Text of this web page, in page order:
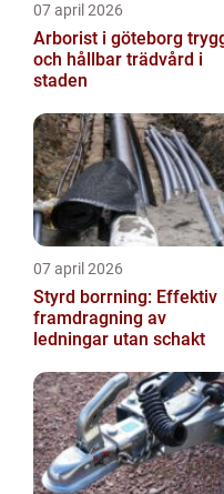
07 april 2026
Arborist i göteborg trygg
och hållbar trädvård i
staden
07 april 2026
Styrd borrning: Effektiv
framdragning av
ledningar utan schakt